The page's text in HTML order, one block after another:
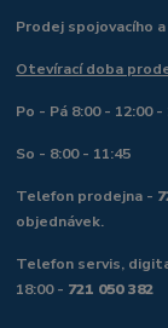
Prodej spojovacího
Otevírací doba
Po - Pá 8:00 - 12:00 -
So - 8:00 - 11:45
Telefon prodejna -
objednávek.
Telefon servis,
18:00 - 721 050 382